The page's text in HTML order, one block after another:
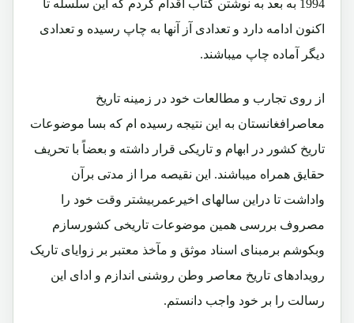
1994 به بعد به نوشتن کتاب اقدام کردم که این سلسله تا
اکنون ادامه دارد و تعدادی آز آنها به چاپ رسیده و تعدادی
دیگر آماده چاپ میباشند.
از روی تجارب و مطالعات خود در زمینه تاریخ
معاصرافغانستان به این نتیجه رسیده ام که بسا موضوعات
تاریخ کشور در ابهام و تاریکی قرار داشته و بعضاً با تحریف
حقایق همراه میباشند. این نقیصه مرا از مدتی برآن
واداشت تا دراین سالهای اخیرعمربیشتر وقت خود را
مصروف بررسی همین موضوعات تاریخی کشورسازم
وبکوشم برمبنای اسناد موثق و مآخذ معتبر بر زوایای تاریک
رویدادهای تاریخ معاصر وطن روشنی اندازم و ادای این
رسالت را بر خود واجب دانستم.